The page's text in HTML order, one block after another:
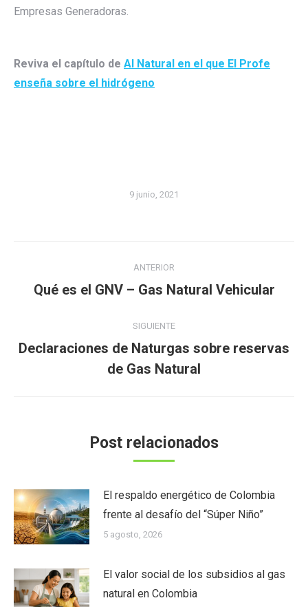
Empresas Generadoras.
Reviva el capítulo de Al Natural en el que El Profe
enseña sobre el hidrógeno
9 junio, 2021
entre
ANTERIOR
Publicación
Qué es el GNV – Gas Natural Vehicular
SIGUIENTE
Publicación
siguiente:
Declaraciones de Naturgas sobre reservas
de Gas Natural
Post relacionados
El respaldo energético de Colombia
frente al desafío del “Súper Niño”
5 agosto, 2026
El valor social de los subsidios al gas
natural en Colombia